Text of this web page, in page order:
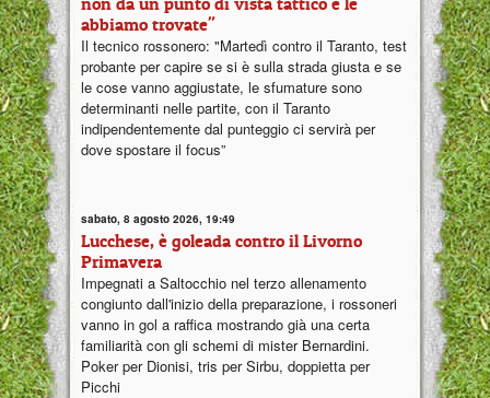
abbiamo trovate"
Il tecnico rossonero: "Martedì contro il Taranto, test
probante per capire se si è sulla strada giusta e se
le cose vanno aggiustate, le sfumature sono
determinanti nelle partite, con il Taranto
indipendentemente dal punteggio ci servirà per
dove spostare il focus”
sabato, 8 agosto 2026, 19:49
Lucchese, è goleada contro il Livorno
Primavera
Impegnati a Saltocchio nel terzo allenamento
congiunto dall'inizio della preparazione, i rossoneri
vanno in gol a raffica mostrando già una certa
familiarità con gli schemi di mister Bernardini.
Poker per Dionisi, tris per Sirbu, doppietta per
Picchi